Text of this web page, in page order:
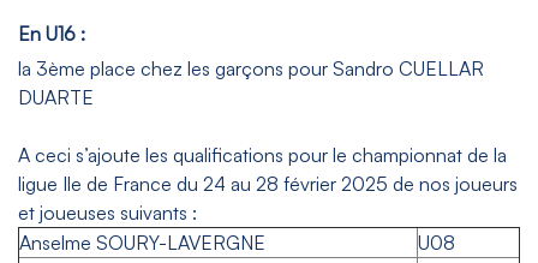
En U16 :
la 3ème place chez les garçons pour Sandro CUELLAR
DUARTE
A ceci s’ajoute les qualifications pour le championnat de la
ligue Ile de France du 24 au 28 février 2025 de nos joueurs
et joueuses suivants :
Anselme SOURY-LAVERGNE
U08